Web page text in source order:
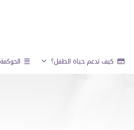
كيف تدعم حياة الطفل؟ الحوكمة